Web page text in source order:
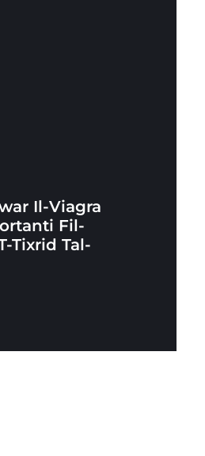
Il-Viagra
Fil-
Tixrid Tal-